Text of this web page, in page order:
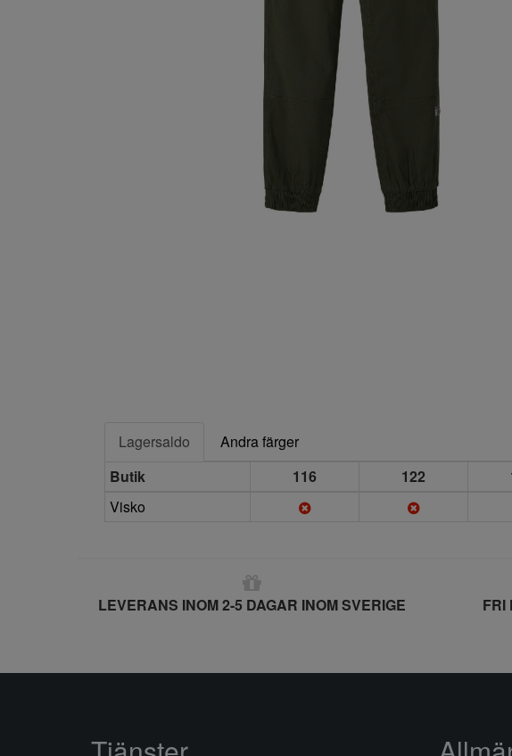
Lagersaldo
Andra färger
Butik
116 122
Visko
LEVERANS INOM 2-5 DAGAR INOM SVERIGE FRI